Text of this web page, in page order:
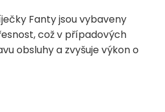
Fanty jsou vybaveny
což v případových
obsluhy a zvyšuje výkon o